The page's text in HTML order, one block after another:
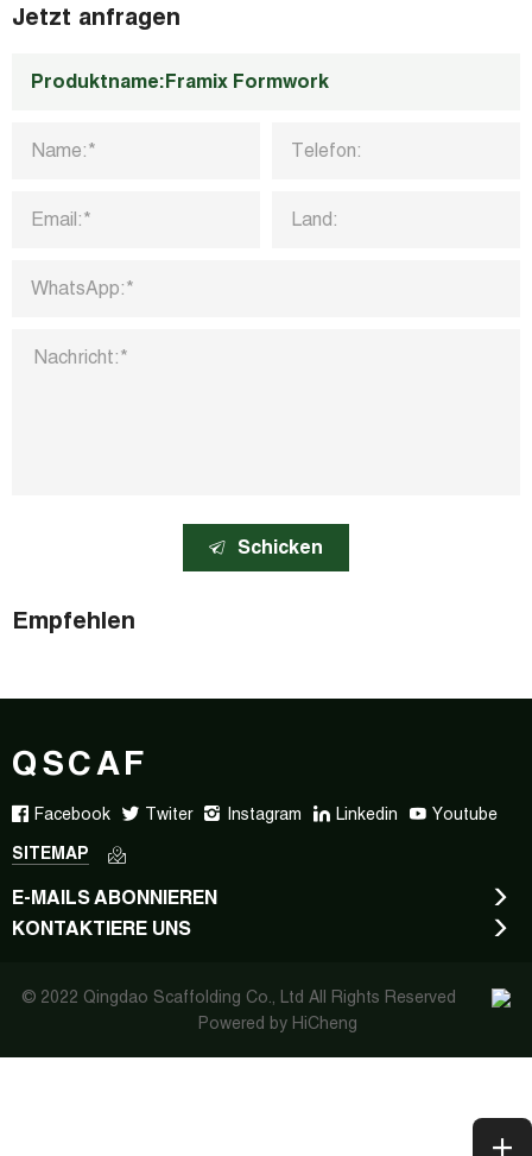
Jetzt anfragen
Schicken
Empfehlen
QSCAF
Facebook Twiter Instagram Linkedin Youtube
SITEMAP
E-MAILS ABONNIEREN
KONTAKTIERE UNS
© 2022 Qingdao Scaffolding Co., Ltd All Rights Reserved
Powered by HiCheng